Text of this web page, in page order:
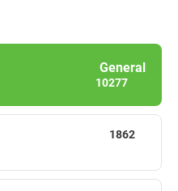
General
10277
1862